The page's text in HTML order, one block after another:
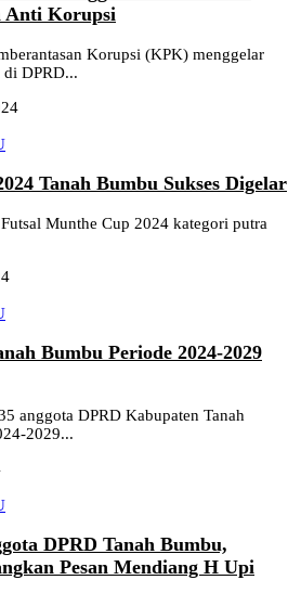
Anti Korupsi
Korupsi (KPK) menggelar
di DPRD...
Tanah Bumbu Sukses Digelar
Munthe Cup 2024 kategori putra
Bumbu Periode 2024-2029
anggota DPRD Kabupaten Tanah
2029...
DPRD Tanah Bumbu,
Pesan Mendiang H Upi